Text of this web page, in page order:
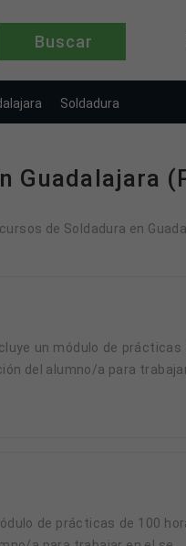
Soldadura
Guadalajara
de Soldadura en
un módulo de
del alumno/a para trabajar
de prácticas de 100